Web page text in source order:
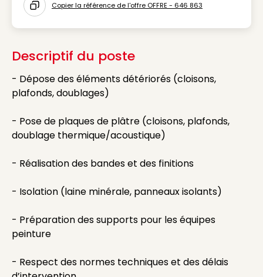
Icon copy to clipboard
Copier la référence de l'offre OFFRE - 646 863
Descriptif du poste
- Dépose des éléments détériorés (cloisons,
plafonds, doublages)
- Pose de plaques de plâtre (cloisons, plafonds,
doublage thermique/acoustique)
- Réalisation des bandes et des finitions
- Isolation (laine minérale, panneaux isolants)
- Préparation des supports pour les équipes
peinture
- Respect des normes techniques et des délais